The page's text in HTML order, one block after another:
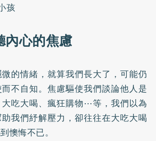
孩
內心的焦慮
的情緒，就算我們長大了，可能仍
不自知。焦慮驅使我們談論他人是
吃大喝、瘋狂購物⋯等，我們以為
我們紓解壓力，卻往往在大吃大喝
懊悔不已。